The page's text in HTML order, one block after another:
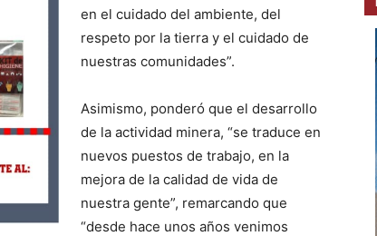
en el cuidado del ambiente, del
respeto por la tierra y el cuidado de
nuestras comunidades”.
Asimismo, ponderó que el desarrollo
de la actividad minera, “se traduce en
nuevos puestos de trabajo, en la
mejora de la calidad de vida de
nuestra gente”, remarcando que
“desde hace unos años venimos